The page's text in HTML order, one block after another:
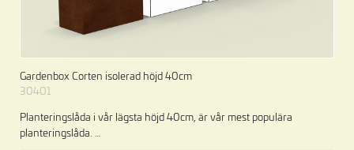
Gardenbox Corten isolerad höjd 40cm
30401
Planteringslåda i vår lägsta höjd 40cm, är vår mest populära
planteringslåda.